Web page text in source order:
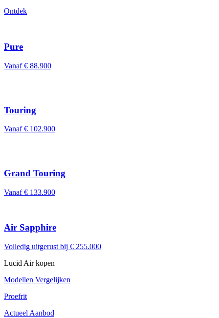
Ontdek
Pure
Vanaf € 88.900
Touring
Vanaf € 102.900
Grand Touring
Vanaf € 133.900
Air Sapphire
Volledig uitgerust bij € 255.000
Lucid Air kopen
Modellen Vergelijken
Proefrit
Actueel Aanbod